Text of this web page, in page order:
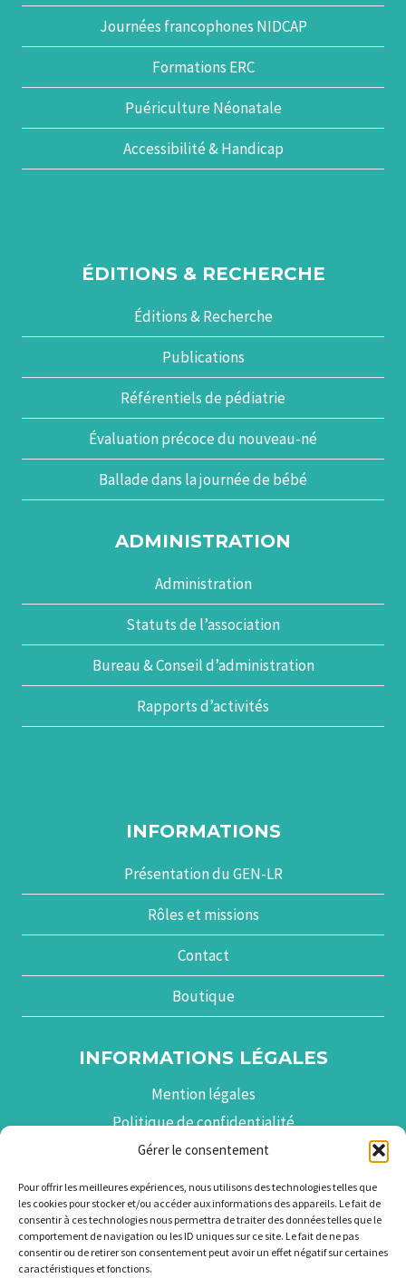
Gérer le consentement
Pour offrir les meilleures expériences, nous utilisons des technologies telles que
les cookies pour stocker et/ou accéder aux informations des appareils. Le fait de
consentir à ces technologies nous permettra de traiter des données telles que le
comportement de navigation ou les ID uniques sur ce site. Le fait de ne pas
consentir ou de retirer son consentement peut avoir un effet négatif sur certaines
caractéristiques et fonctions.
Journées francophones NIDCAP
Formations ERC
Puériculture Néonatale
Accessibilité & Handicap
ÉDITIONS & RECHERCHE
Éditions & Recherche
Publications
Référentiels de pédiatrie
Évaluation précoce du nouveau-né
Ballade dans la journée de bébé
ADMINISTRATION
Administration
Statuts de l’association
Bureau & Conseil d’administration
Rapports d’activités
INFORMATIONS
Présentation du GEN-LR
Rôles et missions
Contact
Boutique
INFORMATIONS LÉGALES
Mention légales
Politique de confidentialité
Politique de cookies (UE)
© 2026 Association du Groupe d'Études en
Néonatalogie du Languedoc-Roussillon